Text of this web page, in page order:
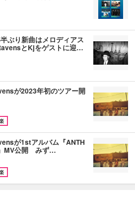
ぶり新曲はメロディアス
とKjをゲストに迎…
が2023年初のツアー開
が1stアルバム『ANTH
MV公開 みず…